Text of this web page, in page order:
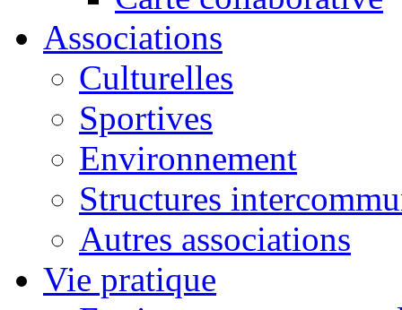
Associations
Culturelles
Sportives
Environnement
Structures
Autres associations
Vie pratique